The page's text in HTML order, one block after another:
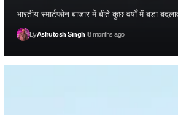
भारतीय स्मार्टफोन बाजार में बीते कुछ वर्षों में बड़ा
ByAshutosh Singh 8 months ago